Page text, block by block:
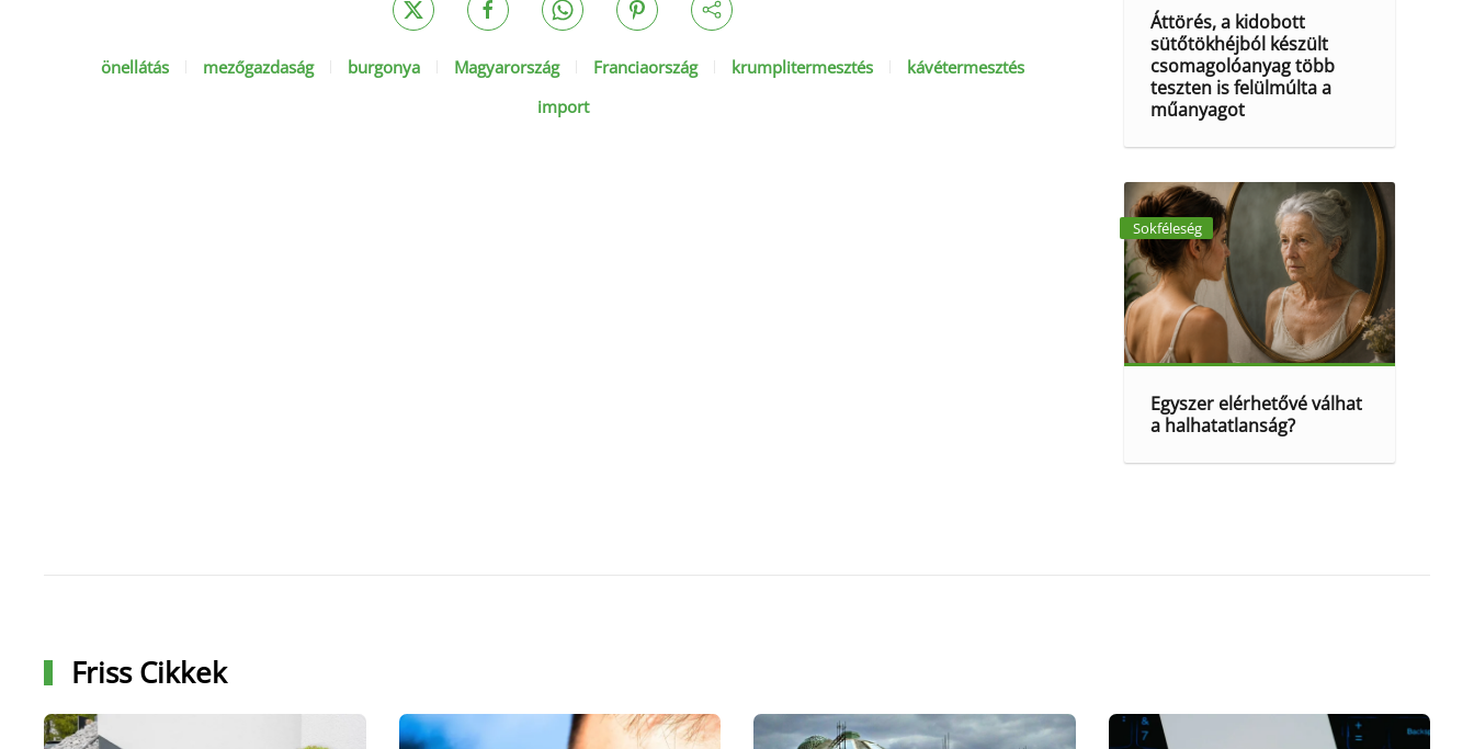
önellátás mezőgazdaság burgonya Magyarország Franciaország krumplitermesztés
kávétermesztés
import
Áttörés, a kidobott
sütőtökhéjból készült
csomagolóanyag több
teszten is felülmúlta a
műanyagot
Sokféleség
Egyszer elérhetővé válhat
a halhatatlanság?
Friss Cikkek